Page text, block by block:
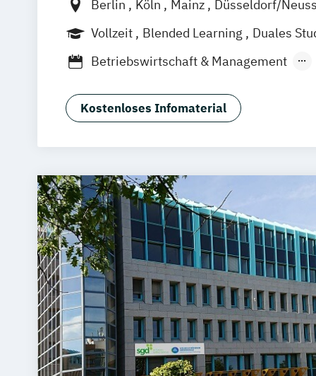
Berlin Köln Mainz Düsseldorf/Neuss
Hamburg
Rheine Rostock online
Vollzeit Blended Learning
Duales
Berufsbegleitendes Präsenzstudium
Betriebswirtschaft & Management
Business Psychology & Management
Business Psychology (EN)
General Management
General Management (dual)
International Business & Management
International Business (EN)
International Management (MBA) (EN)
International Management (MBA) (EN)
Management und
(berufsbegleitend)
Sales Management und
(berufsbegleitend)
Kostenloses Infomaterial